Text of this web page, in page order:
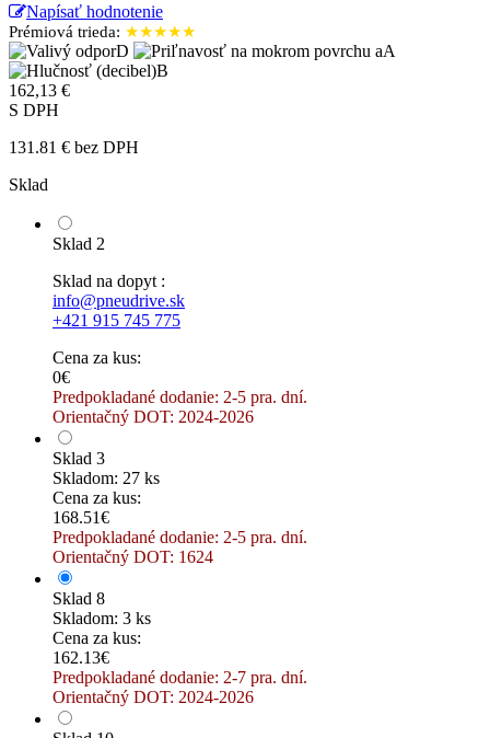
Napísať hodnotenie
Prémiová trieda: ★★★★★
D
A
B
162,13 €
S DPH
131.81 € bez DPH
Sklad
Sklad 2
Sklad na dopyt :
info@pneudrive.sk
+421 915 745 775
Cena za kus:
0€
Predpokladané dodanie: 2-5 pra. dní.
Orientačný DOT: 2024-2026
Sklad 3
Skladom: 27 ks
Cena za kus:
168.51€
Predpokladané dodanie: 2-5 pra. dní.
Orientačný DOT: 1624
Sklad 8
Skladom: 3 ks
Cena za kus:
162.13€
Predpokladané dodanie: 2-7 pra. dní.
Orientačný DOT: 2024-2026